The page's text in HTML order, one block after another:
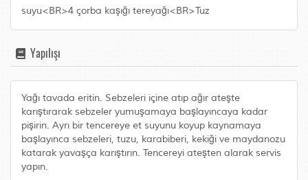
suyu<BR>4 çorba kaşığı tereyağı<BR>Tuz
Yapılışı
Yağı tavada eritin. Sebzeleri içine atıp ağır ateşte
karıştırarak sebzeler yumuşamaya başlayıncaya kadar
pişirin. Ayrı bir tencereye et suyunu koyup kaynamaya
başlayınca sebzeleri, tuzu, karabiberi, kekiği ve maydanozu
katarak yavaşça karıştırın. Tencereyi ateşten alarak servis
yapın.